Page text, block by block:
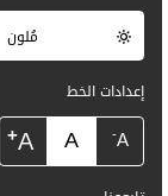
مُلون
إعدادات الخط
A
-
A
A
+